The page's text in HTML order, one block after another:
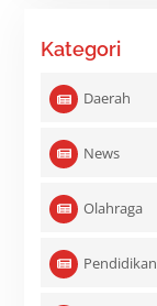
Kategori
Daerah
News
Olahraga
Pendidikan